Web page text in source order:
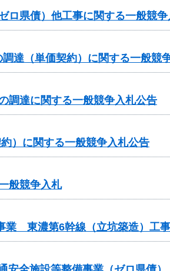
県債）他工事に関する一般競争
達（単価契約）に関する一般競
調達に関する一般競争入札公告
）に関する一般競争入札公告
般競争入札
業 東濃第6幹線（立坑築造）工